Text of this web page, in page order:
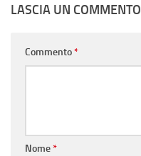
LASCIA UN COMMENTO
Commento*
Nome*